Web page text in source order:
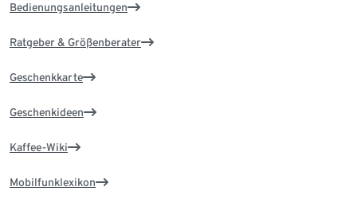
Bedienungsanleitungen
Ratgeber & Größenberater
Geschenkkarte
Geschenkideen
Kaffee-Wiki
Mobilfunklexikon